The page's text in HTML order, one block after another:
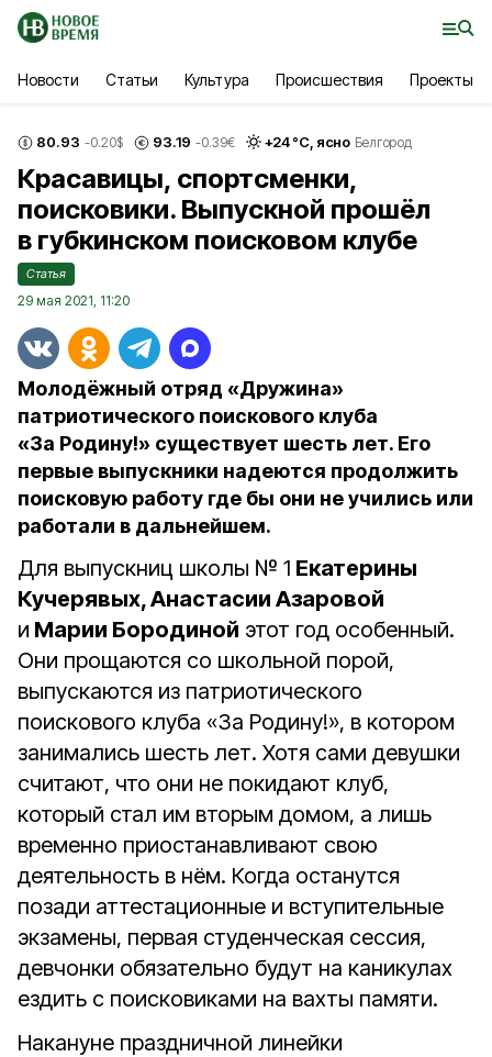
Новости Статьи Культура Происшествия Проекты
80.93 -0.20$ 93.19 -0.39€ +24°С, ясно Белгород
Красавицы, спортсменки,
поисковики. Выпускной прошёл
в губкинском поисковом клубе
Статья
29 мая 2021, 11:20
Молодёжный отряд «Дружина»
патриотического поискового клуба
«За Родину!» существует шесть лет. Его
первые выпускники надеются продолжить
поисковую работу где бы они не учились или
работали в дальнейшем.
Для выпускниц школы № 1 Екатерины
Кучерявых, Анастасии Азаровой
и Марии Бородиной этот год особенный.
Они прощаются со школьной порой,
выпускаются из патриотического
поискового клуба «За Родину!», в котором
занимались шесть лет. Хотя сами девушки
считают, что они не покидают клуб,
который стал им вторым домом, а лишь
временно приостанавливают свою
деятельность в нём. Когда останутся
позади аттестационные и вступительные
экзамены, первая студенческая сессия,
девчонки обязательно будут на каникулах
ездить с поисковиками на вахты памяти.
Накануне праздничной линейки